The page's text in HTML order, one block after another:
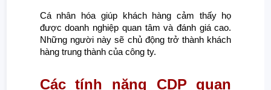
Cá nhân hóa giúp khách hàng cảm thấy họ
được doanh nghiệp quan tâm và đánh giá cao.
Những người này sẽ chủ động trở thành khách
hàng trung thành của công ty.
Các tính năng CDP quan